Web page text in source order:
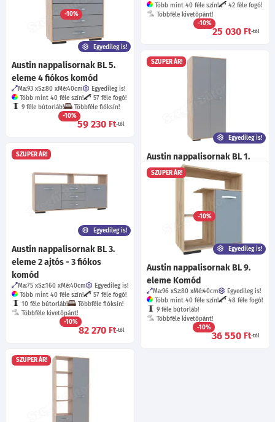
Több mint 40 féle szín!
57 féle fogó!
-10%
29 710
Több mint 40 féle szín!
42 féle fogó!
Többféle kivetőpánt!
-10%
25 030 Ft-tól
Egyedileg is!
Austin nappalisornak BL 5.
eleme 4 fiókos komód
Ma:93 Sz:80 Mé:40cm
Egyedileg is!
Több mint 40 féle szín!
57 féle fogó!
9 féle bútorláb!
Többféle fióksín!
-10%
59 230 Ft-tól
SZUPER ÁR!
Egyedileg is!
Austin nappalisornak BL 1.
eleme Ruhásszekrény
Ma:200 Sz:90 Mé:51cm
Egyedileg is!
Több mint 40 féle szín!
50 féle fogó!
-10%
60 220
SZUPER ÁR!
Egyedileg is!
Austin nappalisornak BL 3.
eleme 2 ajtós - 3 fiókos
komód
Ma:75 Sz:160 Mé:40cm
Egyedileg is!
Több mint 40 féle szín!
57 féle fogó!
10 féle bútorláb!
Többféle fióksín!
Többféle kivetőpánt!
-10%
82 270 Ft-tól
SZUPER ÁR!
Egyedileg is!
Austin nappalisornak BL 9.
eleme Komód
Ma:96 Sz:80 Mé:40cm
Egyedileg is!
Több mint 40 féle szín!
48 féle fogó!
9 féle bútorláb!
Többféle kivetőpánt!
-10%
36 550 Ft-tól
SZUPER ÁR!